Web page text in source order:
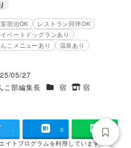
宿泊OK
レストラン同伴OK
ベートドッグランあり
こメニューあり
温泉あり
05/27
こ部編集長 施設ジャンル
宿
タグ
宿
- 0
イトプログラムを利用しています